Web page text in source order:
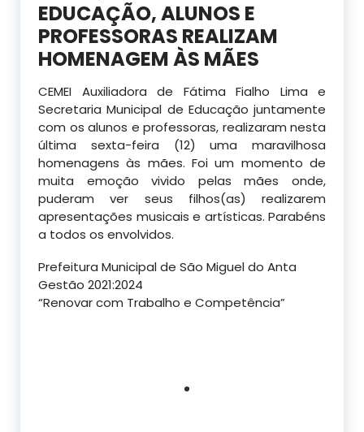
EDUCAÇÃO, ALUNOS E
PROFESSORAS REALIZAM
HOMENAGEM ÀS MÃES
CEMEI Auxiliadora de Fátima Fialho Lima e
Secretaria Municipal de Educação juntamente
com os alunos e professoras, realizaram nesta
última sexta-feira (12) uma maravilhosa
homenagens às mães. Foi um momento de
muita emoção vivido pelas mães onde,
puderam ver seus filhos(as) realizarem
apresentações musicais e artísticas. Parabéns
a todos os envolvidos.
Prefeitura Municipal de São Miguel do Anta
Gestão 2021:2024
“Renovar com Trabalho e Competência”